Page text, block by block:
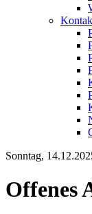
Sonntag,
Offenes